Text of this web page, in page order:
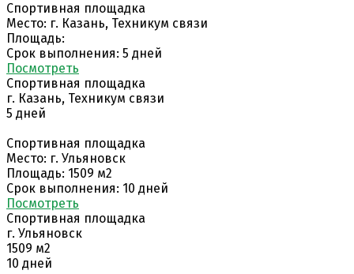
Спортивная площадка
Место: г. Казань, Техникум связи
Площадь:
Срок выполнения: 5 дней
Поcмотреть
Спортивная площадка
г. Казань, Техникум связи
5 дней
Спортивная площадка
Место: г. Ульяновск
Площадь: 1509 м2
Срок выполнения: 10 дней
Поcмотреть
Спортивная площадка
г. Ульяновск
1509 м2
10 дней